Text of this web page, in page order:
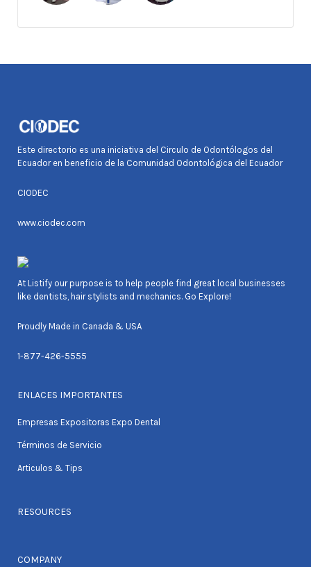
Este directorio es una iniciativa del Circulo de Odontólogos del
Ecuador en beneficio de la Comunidad Odontológica del Ecuador
CIODEC
www.ciodec.com
At Listify our purpose is to help people find great local businesses
like dentists, hair stylists and mechanics. Go Explore!
Proudly Made in Canada & USA
1-877-426-5555
ENLACES IMPORTANTES
Empresas Expositoras Expo Dental
Términos de Servicio
Articulos & Tips
RESOURCES
COMPANY